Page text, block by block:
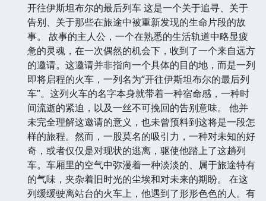
开往伊斯坦布尔的最后列车 这是一个关于追寻、关于
告别、关于那些在旅途中被重新发现的生命片段的故
事。 故事的主人公，一个在熟悉的生活轨道中略显疲
惫的灵魂，在一次偶然的机会下，收到了一个来自远方
的邀请。这邀请并非指向一个具体的目的地，而是一列
即将启程的火车，一列名为“开往伊斯坦布尔的最后列
车”。这列火车的名字本身就带着一种宿命感，一种时
间流逝的紧迫，以及一丝不可挽回的告别意味。 他并
未完全理解这邀请的意义，也未曾预料到这将是一段怎
样的旅程。然而，一股莫名的吸引力，一种对未知的好
奇，或者仅仅是对现状的逃离，驱使他踏上了这趟列
车。车厢里的空气中弥漫着一种淡淡的、属于旅途特有
的气味，夹杂着旧时光的尘埃和对未来的期盼。 在这
列缓缓驶离站台的火车上，他遇到了形形色色的人。有